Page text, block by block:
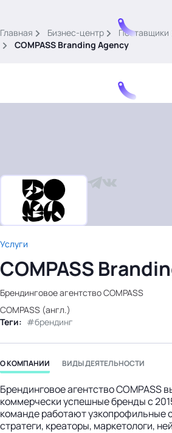
картина дня
темы
новости
материалы
видео
события
Главная Бизнес-центр Поставщики
COMPASS Branding Agency
Услуги
COMPASS
Брендинговое агентство COMPASS
COMPASS (англ.)
Теги:
брендинг
О КОМПАНИИ ВИДЫ ДЕЯТЕЛЬНОСТИ
Брендинговое агентство COMPASS
коммерчески успешные бренды с
команде работают узкопрофильные
стратеги, креаторы, маркетологи,